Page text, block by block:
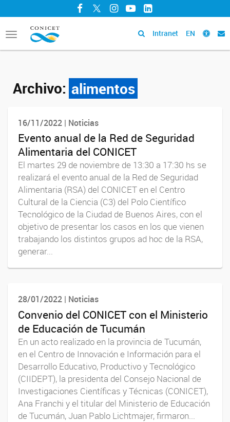
Facebook
TwitterInstagram
YouTubeLinkedIn
Toggle
navigation
Intranet EN
Archivo: alimentos
16/11/2022 | Noticias
Evento anual de la Red de Seguridad
Alimentaria del CONICET
El martes 29 de noviembre de 13:30 a 17:30 hs se
realizará el evento anual de la Red de Seguridad
Alimentaria (RSA) del CONICET en el Centro
Cultural de la Ciencia (C3) del Polo Científico
Tecnológico de la Ciudad de Buenos Aires, con el
objetivo de presentar los casos en los que vienen
trabajando los distintos grupos ad hoc de la RSA,
generar...
28/01/2022 | Noticias
Convenio del CONICET con el Ministerio
de Educación de Tucumán
En un acto realizado en la provincia de Tucumán,
en el Centro de Innovación e Información para el
Desarrollo Educativo, Productivo y Tecnológico
(CIIDEPT), la presidenta del Consejo Nacional de
Investigaciones Científicas y Técnicas (CONICET),
Ana Franchi y el titular del Ministerio de Educación
de Tucumán, Juan Pablo Lichtmajer, firmaron...